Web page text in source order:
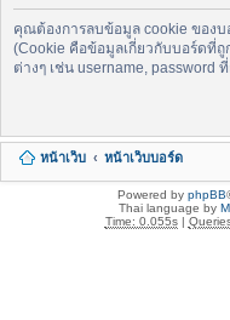
คุณต้องการลบข้อมูล cookie ของบ
(Cookie คือข้อมูลเกี่ยวกับบอร์ดที่
ต่างๆ เช่น username, password
หน้าเว็บ หน้าเว็บบอร์ด
Powered by phpBB
Thai language by
Time: 0.055s|